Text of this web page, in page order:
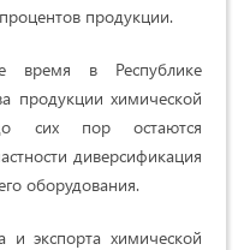
продукции.
время в Республике
продукции химической
сих пор остаются
диверсификация
оборудования.
и экспорта химической